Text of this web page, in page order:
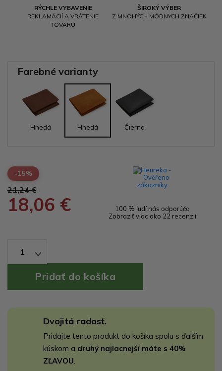
RÝCHLE VYBAVENIE
REKLAMÁCIÍ A VRÁTENIE
TOVARU
ŠIROKÝ VÝBER
Z MNOHÝCH MÓDNYCH ZNAČIEK
Farebné varianty
Hnedá Hnedá Čierna
-15%
21,24 €
18,06 €
100 % ľudí nás odporúča
Zobraziť viac ako 22 recenzií
1
Dvojitá radosť.
Pridajte tento produkt do košíka spolu s ďalším
kúskom a druhý najlacnejší máte s 40%
ZĽAVOU